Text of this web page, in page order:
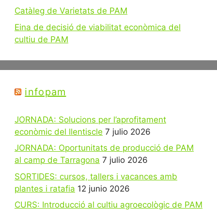
Catàleg de Varietats de PAM
Eina de decisió de viabilitat econòmica del
cultiu de PAM
infopam
JORNADA: Solucions per l’aprofitament
econòmic del llentiscle 7 julio 2026
JORNADA: Oportunitats de producció de PAM
al camp de Tarragona 7 julio 2026
SORTIDES: cursos, tallers i vacances amb
plantes i ratafia 12 junio 2026
CURS: Introducció al cultiu agroecològic de PAM